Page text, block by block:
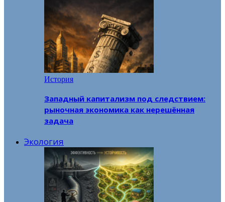
История
Западный капитализм под следствием:
рыночная экономика как нерешённая
задача
Экология